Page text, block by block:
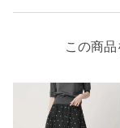
この商